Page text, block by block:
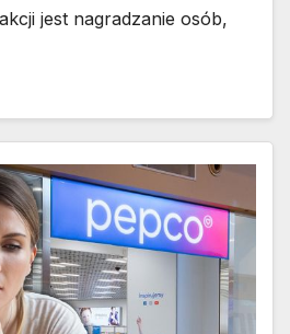
jest nagradzanie osób,